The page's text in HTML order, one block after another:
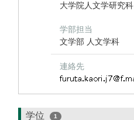
大学院人文学研究科
学部担当
文学部 人文学科
連絡先
学位 1